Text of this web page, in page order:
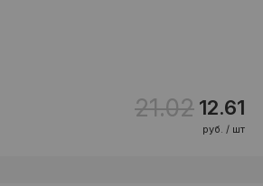
21.02 12.61
руб. / шт